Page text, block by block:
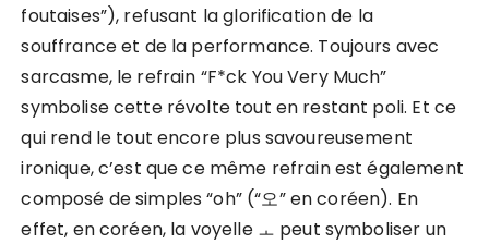
foutaises”), refusant la glorification de la
souffrance et de la performance. Toujours avec
sarcasme, le refrain “F*ck You Very Much”
symbolise cette révolte tout en restant poli. Et ce
qui rend le tout encore plus savoureusement
ironique, c’est que ce même refrain est également
composé de simples “oh” (“오” en coréen). En
effet, en coréen, la voyelle ㅗ peut symboliser un